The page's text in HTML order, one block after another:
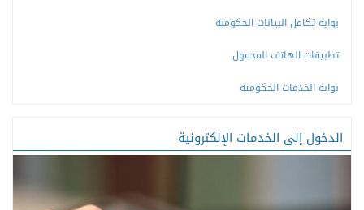
بوابة تكامل البيانات الحكومبة
تطبيقات الهاتف المحمول
بوابة الخدمات الحكومية
الدخول إلى الخدمات الإلكترونية